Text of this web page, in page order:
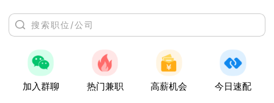
加入群聊 热门兼职 高薪机会 今日速配